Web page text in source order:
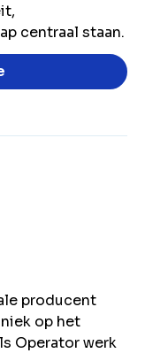
centraal staan.
producent
op het
Operator werk